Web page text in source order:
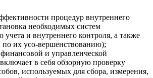
процедур внутреннего
необходимых систем
учета и внутреннего контроля, а также
по их усо-вершенствованию);
и управленческой
в себя обзорную проверку
используемых для сбора, измерения,